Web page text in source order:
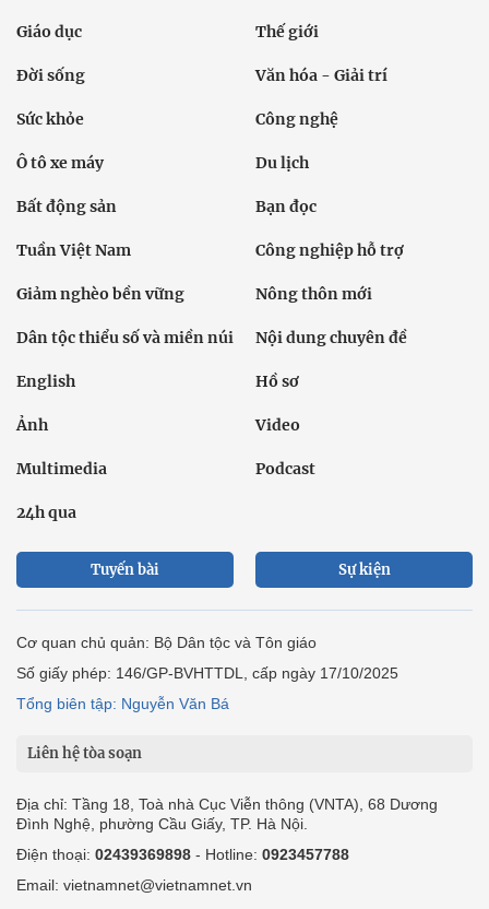
Giáo dục Thế giới
Đời sống Văn hóa - Giải trí
Sức khỏe Công nghệ
Ô tô xe máy Du lịch
Bất động sản Bạn đọc
Tuần Việt Nam Công nghiệp hỗ trợ
Giảm nghèo bền vững Nông thôn mới
Dân tộc thiểu số và miền núi Nội dung chuyên đề
English Hồ sơ
Ảnh Video
Multimedia Podcast
24h qua
Tuyến bài Sự kiện
Cơ quan chủ quản: Bộ Dân tộc và Tôn giáo
Số giấy phép: 146/GP-BVHTTDL, cấp ngày 17/10/2025
Tổng biên tập: Nguyễn Văn Bá
Liên hệ tòa soạn
Địa chỉ: Tầng 18, Toà nhà Cục Viễn thông (VNTA), 68 Dương
Đình Nghệ, phường Cầu Giấy, TP. Hà Nội.
Điện thoại: 02439369898 - Hotline: 0923457788
Email: vietnamnet@vietnamnet.vn